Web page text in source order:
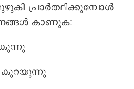
പ്രാർത്ഥിക്കുമ്പോൾ
കാണുക:
കുറയുന്നു